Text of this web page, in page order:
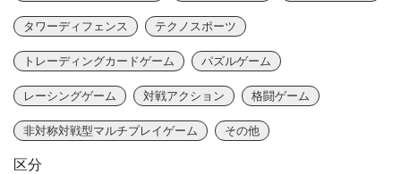
タワーディフェンス テクノスポーツ
トレーディングカードゲーム パズルゲーム
レーシングゲーム 対戦アクション 格闘ゲーム
非対称対戦型マルチプレイゲーム その他
区分